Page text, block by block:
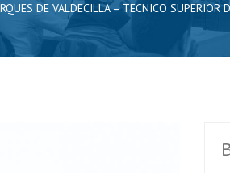
DE VALDECILLA – TECNICO SUPERIOR